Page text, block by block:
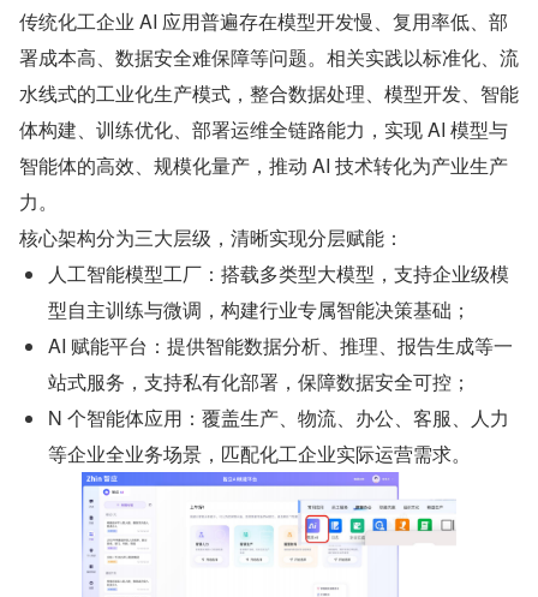
传统化工企业 AI 应用普遍存在模型开发慢、复用率低、部
署成本高、数据安全难保障等问题。相关实践以标准化、流
水线式的工业化生产模式，整合数据处理、模型开发、智能
体构建、训练优化、部署运维全链路能力，实现 AI 模型与
智能体的高效、规模化量产，推动 AI 技术转化为产业生产
力。
核心架构分为三大层级，清晰实现分层赋能：
人工智能模型工厂：搭载多类型大模型，支持企业级模
型自主训练与微调，构建行业专属智能决策基础；
AI 赋能平台：提供智能数据分析、推理、报告生成等一
站式服务，支持私有化部署，保障数据安全可控；
N 个智能体应用：覆盖生产、物流、办公、客服、人力
等企业全业务场景，匹配化工企业实际运营需求。